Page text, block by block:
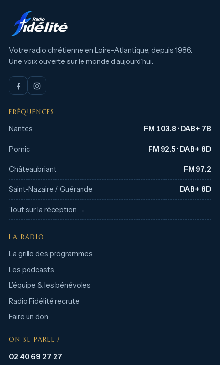
Votre radio chrétienne en Loire-Atlantique, depuis 1986.
Une voix ouverte sur le monde d’aujourd’hui.
FRÉQUENCES
Nantes FM 103.8 · DAB+ 7B
Pornic FM 92.5 · DAB+ 8D
Châteaubriant FM 97.2
Saint-Nazaire / Guérande DAB+ 8D
Tout sur la réception →
LA RADIO
La grille des programmes
Les podcasts
L’équipe & les bénévoles
Radio Fidélité recrute
Faire un don
ON SE PARLE ?
02 40 69 27 27